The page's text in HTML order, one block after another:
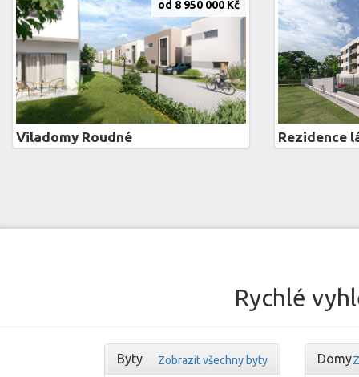
Viladomy Roudné
od 8 950 000 Kč
Rezidence
Rychlé
Zobrazit všechny byty
Byty Domy